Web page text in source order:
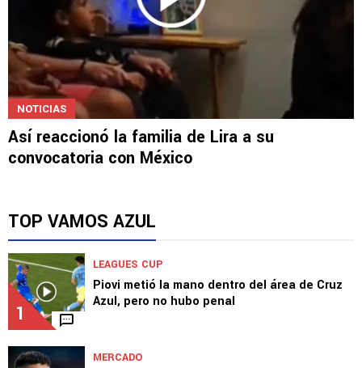
NOTICIAS
Así reaccionó la familia de Lira a su
convocatoria con México
TOP VAMOS AZUL
1
LEAGUES CUP
Piovi metió la mano dentro del área de Cruz
Azul, pero no hubo penal
MERCADO